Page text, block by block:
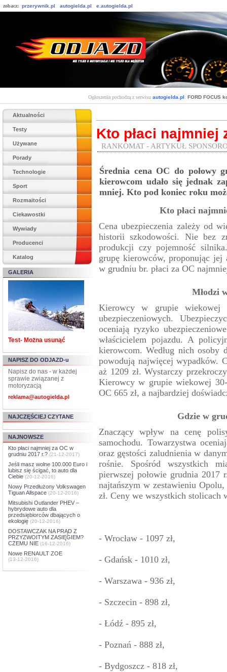
zobacz: przerywnik.pl autogielda.pl e.autogielda.pl
Ogłoszenia pochodzą z serwisu autogielda.pl: FORD FOCUS
Aktualności
Testy
Używane
Porady
Technologie
Sport
Rozmaitości
Ciekawostki
Wywiady
Producenci
Katalog
GALERIA
Test- Można usunąć
NAPISZ DO ODJAZD-u
Napisz do nas - w każdej
sprawie związanej z
motoryzacją
reklama@autogielda.pl
NAJCZĘŚCIEJ CZYTANE
NAJNOWSZE
Kto płaci najmniej za OC w
grudniu 2017 r.? (21-12-2017)
Jeśli masz wolne 100.000 Euro i
lubisz się ścigać, to auto dla
Ciebie (20-12-2016)
Nowy Przedłużony Volkswagen
Tiguan Allspace (20-12-2016)
Mitsubishi Outlander PHEV –
hybrydowe auto dla
przedsiębiorców dbających o
ekologię (20-12-2016)
DOSTAWCZAK NA PRĄD Z
PRZYZWOITYM ZASIĘGIEM?
CZEMU NIE (16-12-2016)
Nowe RENAULT ZOE
(13-12-2016)
Kto płaci najmniej
RANKOMAT - ARTYKUŁ
Średnia cena OC do połowy
kierowcom udało się jednak
mniej. Kto pod koniec roku
Kto płaci
Cena ubezpieczenia zależy od
historii szkodowości. Nie bez
produkcji czy pojemność
grupę kierowców, proponując
w grudniu br. płaci za OC
Młodzi
Kierowcy w grupie wiekowej
ubezpieczeniowych.
oceniają ryzyko
właścicielem pojazdu. A
kierowcom. Według nich
powodują najwięcej wypadków.
aż 1209 zł. Wystarczy
Kierowcy w grupie wiekowej
OC 665 zł, a najbardziej
Gdzie w
Znaczący wpływ na cenę
samochodu. Towarzystwa
oraz gęstości zaludnienia w
rośnie. Spośród wszystkich
pierwszej połowie grudnia 2017
najtańszym w zestawieniu Opolu,
zł. Ceny we wszystkich stolicach
- Wrocław - 1097 zł,
- Gdańsk - 1010 zł,
- Warszawa - 936 zł,
- Szczecin - 898 zł,
- Łódź - 895 zł,
- Poznań - 888 zł,
- Bydgoszcz - 818 zł,